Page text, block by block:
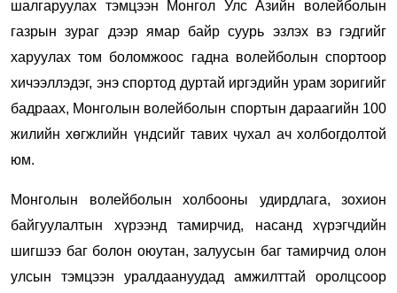
шалгаруулах тэмцээн Монгол Улс Азийн волейболын
газрын зураг дээр ямар байр суурь эзлэх вэ гэдгийг
харуулах том боломжоос гадна волейболын спортоор
хичээллэдэг, энэ спортод дуртай иргэдийн урам зоригийг
бадраах, Монголын волейболын спортын дараагийн 100
жилийн хөгжлийн үндсийг тавих чухал ач холбогдолтой
юм.
Монголын волейболын холбооны удирдлага, зохион
байгуулалтын хүрээнд тамирчид, насанд хүрэгчдийн
шигшээ баг болон оюутан, залуусын баг тамирчид олон
улсын тэмцээн уралдаануудад амжилттай оролцсоор